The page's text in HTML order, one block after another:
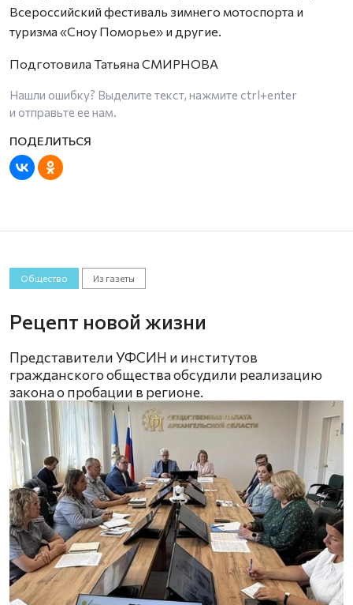
Всероссийский фестиваль зимнего мотоспорта и
туризма «Сноу Поморье» и другие.
Подготовила Татьяна СМИРНОВА
Нашли ошибку? Выделите текст, нажмите ctrl+enter
и отправьте ее нам.
Общество Из газеты
Рецепт новой жизни
Представители УФСИН и институтов
гражданского общества обсудили реализацию
закона о пробации в регионе.